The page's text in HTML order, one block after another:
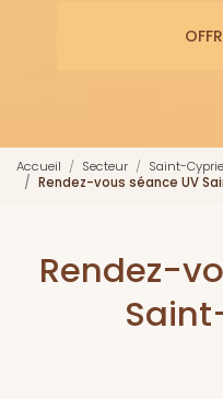
Accueil Secteur
Saint-
Rendez-vous séance UV
Rendez-